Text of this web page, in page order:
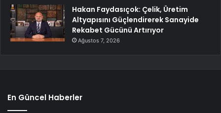
Hakan Faydasıçok: Çelik, Üretim
Altyapısını Güçlendirerek Sanayide
Rekabet Gücünü Artırıyor
Ağustos 7, 2026
En Güncel Haberler